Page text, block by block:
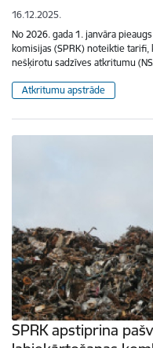
16.12.2025.
No 2026. gada 1. janvāra
komisijas (SPRK) noteiktie
nešķirotu sadzīves atkritumu
Atkritumu apstrāde
SPRK apstiprina